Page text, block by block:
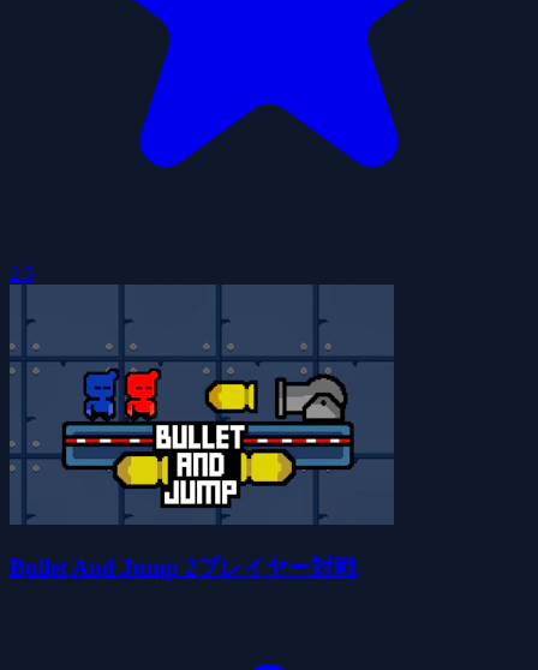
2.5
Bullet And Jump 2プレイヤー対戦